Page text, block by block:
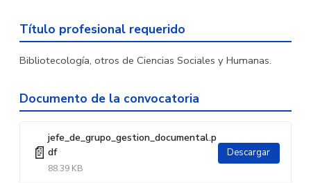
Título profesional requerido
Bibliotecología, otros de Ciencias Sociales y Humanas.
Documento de la convocatoria
📄
jefe_de_grupo_gestion_documental.p
df
88.39 KB
Descargar